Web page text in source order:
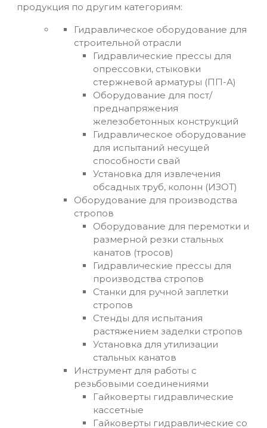
продукция по другим категориям:
Гидравлическое оборудование для
строительной отрасли
Гидравлические прессы для
опрессовки, стыковки
стержневой арматуры (ПП-А)
Оборудование для пост/
преднапряжения
железобетонных конструкций
Гидравлическое оборудование
для испытаний несущей
способности свай
Установка для извлечения
обсадных труб, колонн (ИЗОТ)
Оборудование для производства
стропов
Оборудование для перемотки и
размерной резки стальных
канатов (тросов)
Гидравлические прессы для
производства стропов
Станки для ручной заплетки
стропов
Стенды для испытания
растяжением заделки стропов
Установка для утилизации
стальных канатов
Инструмент для работы с
резьбовыми соединениями
Гайковерты гидравлические
кассетные
Гайковерты гидравлические со